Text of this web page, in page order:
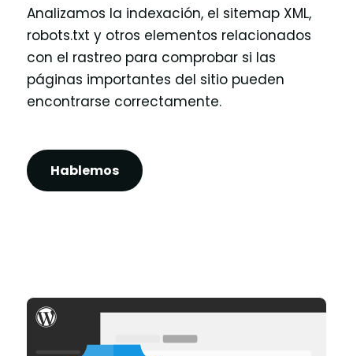
Analizamos la indexación, el sitemap XML,
robots.txt y otros elementos relacionados
con el rastreo para comprobar si las
páginas importantes del sitio pueden
encontrarse correctamente.
Hablemos